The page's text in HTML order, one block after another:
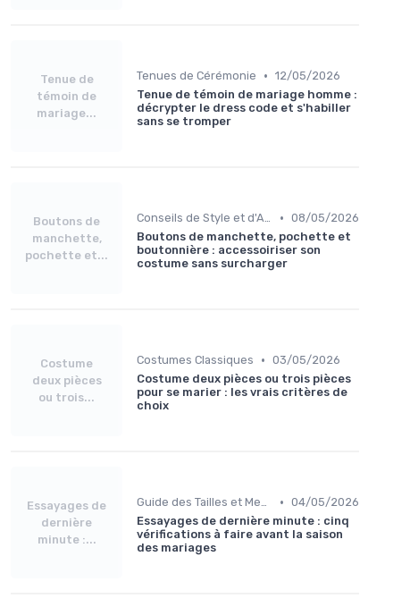
Tenue de
témoin de
mariage...
Tenues de Cérémonie • 12/05/2026
Tenue de témoin de mariage homme :
décrypter le dress code et s'habiller
sans se tromper
Boutons de
manchette,
pochette et...
Conseils de Style et d'Accessoires • 08/05/2026
Boutons de manchette, pochette et
boutonnière : accessoiriser son
costume sans surcharger
Costume
deux pièces
ou trois...
Costumes Classiques • 03/05/2026
Costume deux pièces ou trois pièces
pour se marier : les vrais critères de
choix
Essayages de
dernière
minute :...
Guide des Tailles et Mesures • 04/05/2026
Essayages de dernière minute : cinq
vérifications à faire avant la saison
des mariages